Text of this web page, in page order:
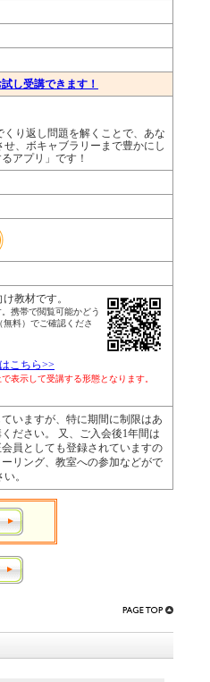
し受講できます！
くり返し問題を解くことで、あな
、ボキャブラリーまで豊かにし
アプリ」です！
教材です。
携帯で閲覧可能かどう
料）でご確認くださ
こちら>>
表示して受講する形態となります。
いますが、特に期間に制限はあ
ださい。 又、ご入会後1年間は
員としても登録されていますの
リング、教室への参加などがで
。